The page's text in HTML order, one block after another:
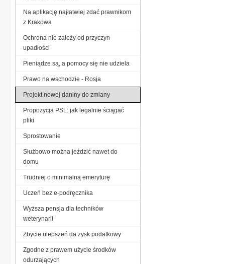
Na aplikację najłatwiej zdać prawnikom
z Krakowa
Ochrona nie zależy od przyczyn
upadłości
Pieniądze są, a pomocy się nie udziela
Prawo na wschodzie - Rosja
Projekt nowej daniny do zmiany
Propozycja PSL: jak legalnie ściągać
pliki
Sprostowanie
Służbowo można jeździć nawet do
domu
Trudniej o minimalną emeryturę
Uczeń bez e-podręcznika
Wyższa pensja dla techników
weterynarii
Zbycie ulepszeń da zysk podatkowy
Zgodne z prawem użycie środków
odurzających